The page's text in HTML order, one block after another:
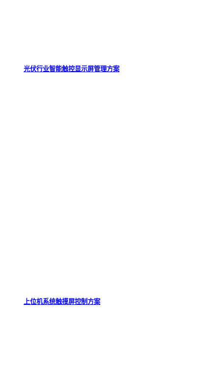
光伏行业智能触控显示屏管理方案
上位机系统触摸屏控制方案